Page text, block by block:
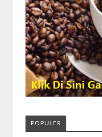
POPULER